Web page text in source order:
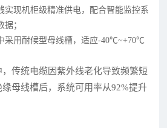
实现机柜级精准供电，配合智能监控系
；
采用耐候型母线槽，适应-40℃~+70℃
传统电缆因紫外线老化导致频繁短
母线槽后，系统可用率从92%提升